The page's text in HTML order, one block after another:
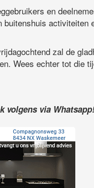
en
buitenshuis
zal de
Wees echter tot die
volgens via